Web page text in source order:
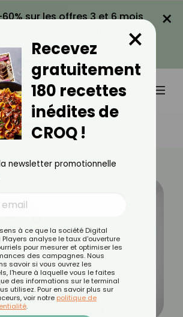
60% sur les offres 3 et 6 mois
VOIR LA PROMO
×
Psychologie
Ou Danger Caché ?
Recevez
gratuitement
180 recettes
inédites de
CROQ !
×
newsletter promotionnelle
à ce que la société Digital
Players analyse le taux d'ouverture
pour mesurer et optimiser les
des campagnes. Nous
savoir si vous ouvrez les
l'heure à laquelle vous le faites
des informations sur le terminal
utilisez. Pour en savoir plus sur
voir notre politique de
.